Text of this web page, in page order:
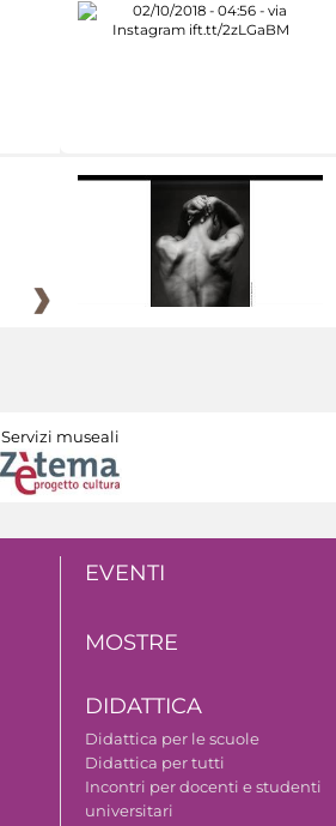
Servizi museali
EVENTI
MOSTRE
DIDATTICA
Didattica per le scuole
Didattica per tutti
Incontri per docenti e studenti
universitari